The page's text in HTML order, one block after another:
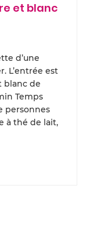
et blanc
d’une
L’entrée est
blanc de
Temps
personnes
à thé de lait,